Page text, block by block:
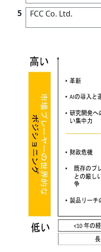
5 FCC Co. Ltd.